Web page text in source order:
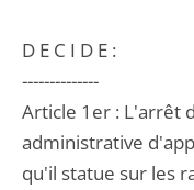
D E C I D E :
--------------
Article 1er : L'arrêt
administrative
qu'il statue sur les